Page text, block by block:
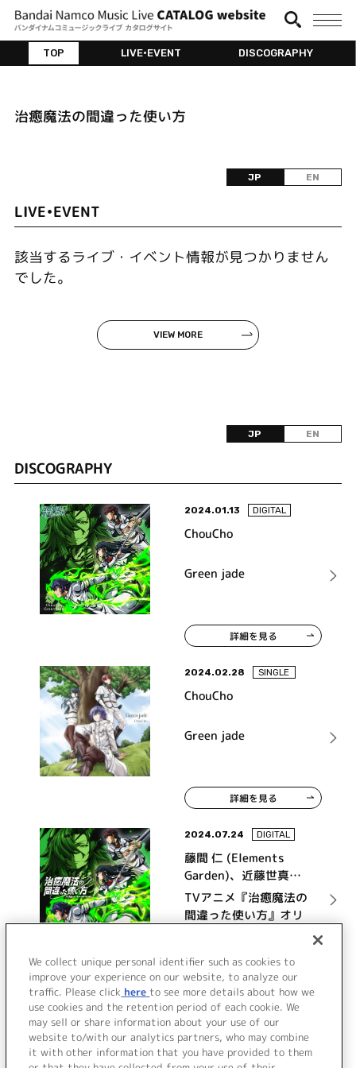
TOP LIVE•EVENT DISCOGRAPHY
治癒魔法の間違った使い方
JP EN
LIVE•EVENT
該当するライブ・イベント情報が見つかりません
でした。
VIEW MORE
JP EN
DISCOGRAPHY
2024.01.13 DIGITAL
ChouCho
Green jade
詳細を見る
2024.02.28 SINGLE
ChouCho
Green jade
詳細を見る
2024.07.24 DIGITAL
藤間 仁 (Elements
Garden)、近藤世真
(Elements Garden)
TVアニメ『治癒魔法の
間違った使い方』オリ
詳細を見る
VIEW MORE
We collect unique personal identifier such as cookies to
improve your experience on our website, to analyze our
traffic. Please click here to see more details about how we
use cookies and the retention period of each cookie. We
may sell or share information about your use of our
website to/with our analytics partners, who may combine
it with other information that you have provided to them